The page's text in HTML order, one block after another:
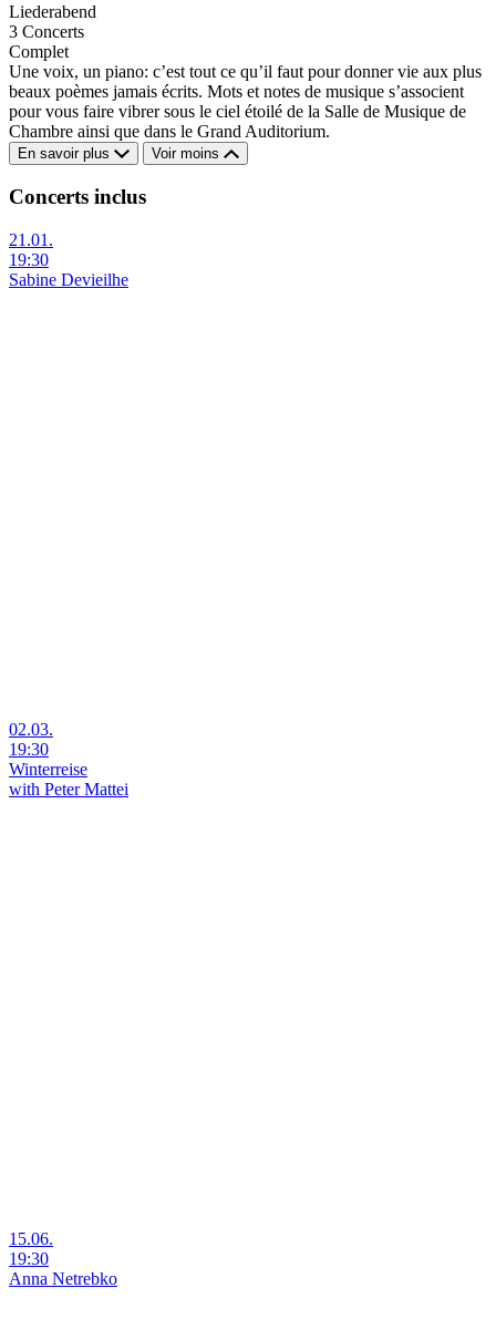
Liederabend
3 Concerts
Complet
Une voix, un piano: c’est tout ce qu’il faut pour donner vie aux plus
beaux poèmes jamais écrits. Mots et notes de musique s’associent
pour vous faire vibrer sous le ciel étoilé de la Salle de Musique de
Chambre ainsi que dans le Grand Auditorium.
En savoir plus Voir moins
Concerts inclus
21.01.
19:30
Sabine Devieilhe
02.03.
19:30
Winterreise
with Peter Mattei
15.06.
19:30
Anna Netrebko